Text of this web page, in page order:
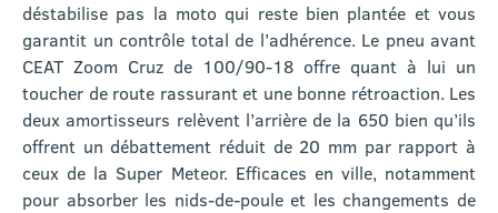
déstabilise pas la moto qui reste bien plantée et vous
garantit un contrôle total de l’adhérence. Le pneu avant
CEAT Zoom Cruz de 100/90-18 offre quant à lui un
toucher de route rassurant et une bonne rétroaction. Les
deux amortisseurs relèvent l’arrière de la 650 bien qu’ils
offrent un débattement réduit de 20 mm par rapport à
ceux de la Super Meteor. Efficaces en ville, notamment
pour absorber les nids-de-poule et les changements de